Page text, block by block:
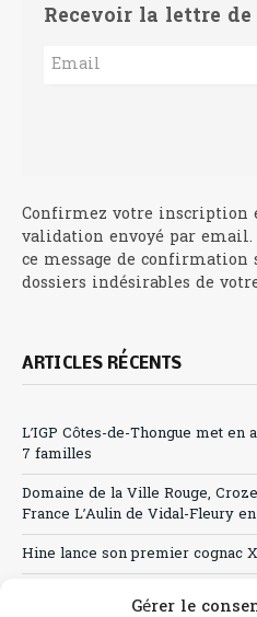
Gérer le
Recevoir la lettre
Confirmez votre inscription
validation envoyé par
ce message de confirmation
dossiers indésirables de
ARTICLES RÉCENTS
L’IGP Côtes-de-Thongue met
7 familles
Domaine de la Ville Rouge,
France L’Aulin de Vidal-Fleury
Hine lance son premier cognac